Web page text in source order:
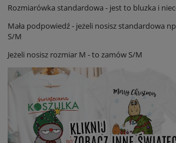
Rozmiarówka standardowa - jest to bluzka i
Mała podpowiedź - jeżeli nosisz standardowa
S/M
Jeżeli nosisz rozmiar M - to zamów S/M